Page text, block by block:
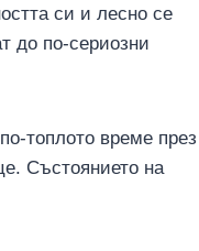
си и лесно се
до по-сериозни
топлото време през
Състоянието на